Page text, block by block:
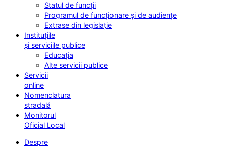
Statul de funcții
Programul de funcționare și de audiențe
Extrase din legislație
Instituțiile
și serviciile publice
Educația
Alte servicii publice
Servicii
online
Nomenclatura
stradală
Monitorul
Oficial Local
Despre